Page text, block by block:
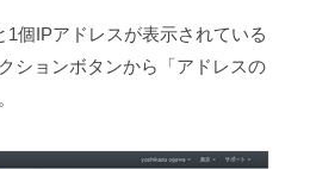
1個IPアドレスが表示されている
ションボタンから「アドレスの